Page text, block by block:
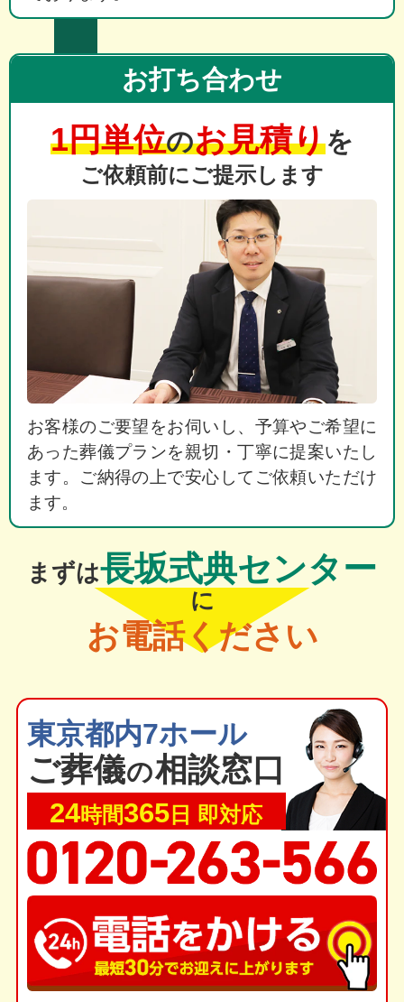
お打ち合わせ
1円単位のお見積りを
ご依頼前にご提示します
お客様のご要望をお伺いし、予算やご希望に
あった葬儀プランを親切・丁寧に提案いたし
ます。ご納得の上で安心してご依頼いただけ
ます。
まずは長坂式典センター
に
お電話ください
東京都内7ホール
ご葬儀の相談窓口
24時間365 日 即対応